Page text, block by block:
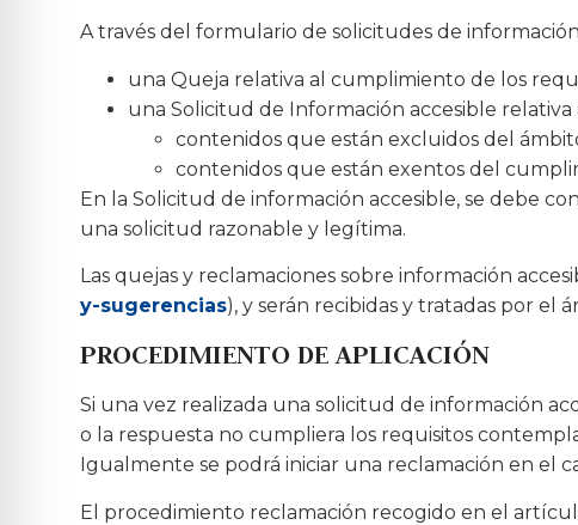
A través del formulario de solicitudes de
una Queja relativa al cumplimiento de los
una Solicitud de Información accesible relativa
contenidos que están excluidos del
contenidos que están exentos del
En la Solicitud de información accesible, se debe
una solicitud razonable y legítima.
Las quejas y reclamaciones sobre información
y-sugerencias), y serán recibidas y tratadas por el
PROCEDIMIENTO DE APLICACIÓN
Si una vez realizada una solicitud de información
o la respuesta no cumpliera los requisitos
Igualmente se podrá iniciar una reclamación en el
El procedimiento reclamación recogido en el